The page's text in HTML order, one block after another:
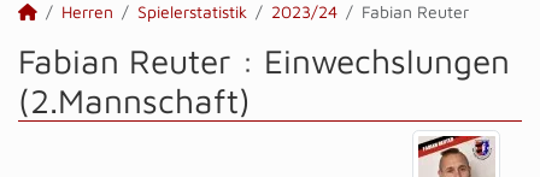
Herren Spielerstatistik 2023/24 Fabian Reuter
Fabian Reuter : Einwechslungen
(2.Mannschaft)